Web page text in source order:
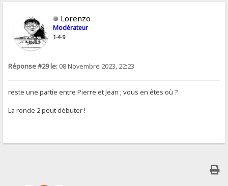
Lorenzo
Modérateur
1-4-9
Réponse #29 le: 08 Novembre 2023, 22:23
reste une partie entre Pierre et Jean ; vous en êtes où ?
La ronde 2 peut débuter !